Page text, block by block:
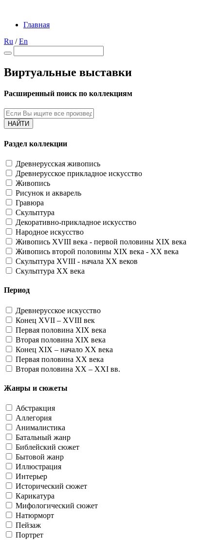
Главная
Ru /En
Виртуальные выставки
Расширенный поиск по коллекциям
НАЙТИ
Раздел коллекции
Древнерусская живопись
Древнерусское прикладное искусство
Живопись
Рисунок и акварель
Гравюра
Скульптура
Декоративно-прикладное искусство
Народное искусство
Живопись XVIII века - первой половины XIX века
Живопись второй половины XIX века - XX века
Скульптура XVIII - начала XX веков
Скульптура XX века
Период
Древнерусское искусство
Конец XVII – XVIII век
Первая половина XIX века
Вторая половина XIX века
Конец XIX – начало XX века
Первая половина XX века
Вторая половина XX – XXI вв.
Жанры и сюжеты
Абстракция
Аллегория
Анималистика
Батальный жанр
Библейский сюжет
Бытовой жанр
Иллюстрация
Интерьер
Исторический сюжет
Карикатура
Мифологический сюжет
Натюрморт
Пейзаж
Портрет